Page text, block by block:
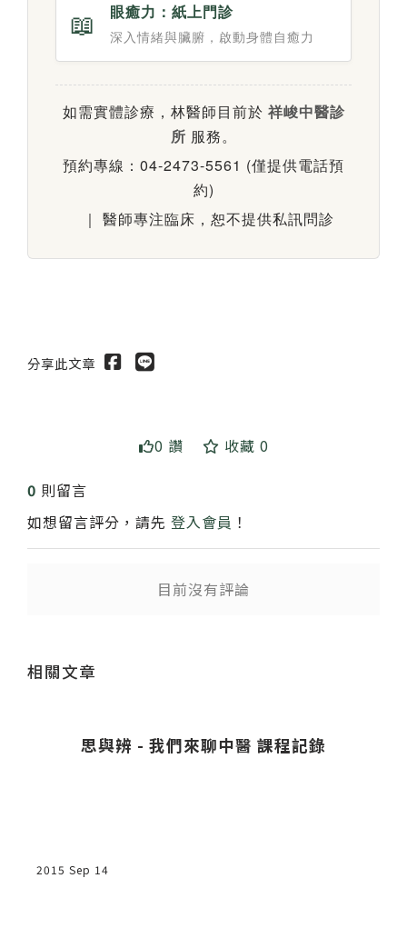
📖 眼癒力：紙上門診
深入情緒與臟腑，啟動身體自癒力
如需實體診療，林醫師目前於 祥峻中醫診
所 服務。
預約專線：04-2473-5561 (僅提供電話預
約)
｜ 醫師專注臨床，恕不提供私訊問診
分享此文章
0 讚 收藏 0
0 則留言
如想留言評分，請先 登入會員 ！
目前沒有評論
相關文章
思與辨 - 我們來聊中醫 課程記錄
2015 Sep 14